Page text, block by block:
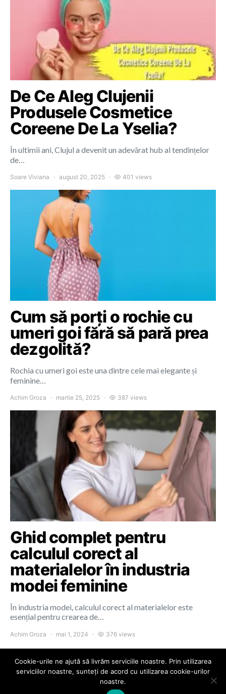
De Ce Aleg Clujenii
Produsele Cosmetice
Coreene De La Yselia?
În ultimii ani, Clujul a devenit un adevărat hub al tendințelor
de…
Soare Viviana august 20, 2025 401 views
Cum să porți o rochie cu
umeri goi fără să pară prea
dezgolită?
Rochia cu umeri goi este una dintre cele mai elegante și
feminine…
Achim Groza martie 25, 2025 387 views
Ghid complet pentru
calculul corect al
materialelor în industria
modei feminine
În industria modei, calculul corect al materialelor este
esențial pentru crearea de…
Achim Groza mai 1, 2024 376 views
Colours of Cluj
Cookie-urile ne ajută să livrăm serviciile noastre. Prin utilizarea
serviciilor noastre, sunteți de acord cu utilizarea cookie-urilor
noastre.